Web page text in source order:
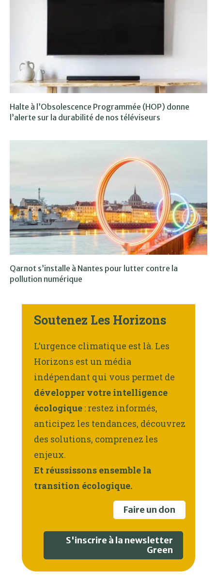
Halte à l’Obsolescence Programmée (HOP) donne
l’alerte sur la durabilité de nos téléviseurs
Qarnot s’installe à Nantes pour lutter contre la
pollution numérique
Soutenez Les Horizons
L’urgence climatique est là. Les
Horizons est un média
indépendant qui vous permet de
développer votre intelligence
écologique : restez informés,
anticipez les tendances, découvrez
des solutions, comprenez les
enjeux.
Et réussissons ensemble la
transition écologique.
Faire un don
S'inscrire à la newsletter
Green